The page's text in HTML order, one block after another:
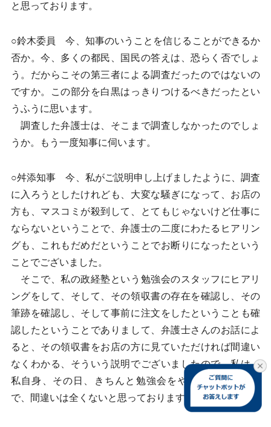
と思っております。
○鈴木委員 今、知事のいうことを信じることができるか
否か。今、多くの都民、国民の答えは、恐らく否でしょ
う。だからこその第三者による調査だったのではないの
ですか。この部分を白黒はっきりつけるべきだったとい
うふうに思います。
調査した弁護士は、そこまで調査しなかったのでしょ
うか。もう一度知事に伺います。
○舛添知事 今、私がご説明申し上げましたように、調査
に入ろうとしたけれども、大変な騒ぎになって、お店の
方も、マスコミが殺到して、とてもじゃないけど仕事に
ならないということで、弁護士の二度にわたるヒアリン
グも、これもだめだということでお断りになったという
ことでございました。
そこで、私の政経塾という勉強会のスタッフにヒアリ
ングをして、そして、その領収書の存在を確認し、その
筆跡を確認し、そして事前に注文をしたということも確
認したということでありまして、弁護士さんのお話によ
ると、その領収書をお店の方に見ていただければ間違い
なくわかる、そういう説明でございましたので、私は、
私自身、その日、きちんと勉強会をやっておりますの
で、間違いは全くないと思っております。